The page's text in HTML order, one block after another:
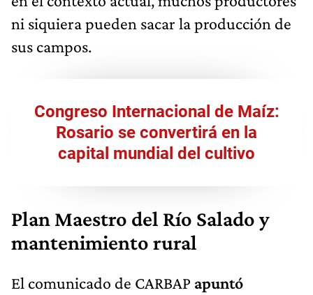
ni siquiera pueden sacar la producción de
sus campos.
Congreso Internacional de Maíz:
Rosario se convertirá en la
capital mundial del cultivo
Plan Maestro del Río Salado y
mantenimiento rural
El comunicado de CARBAP apuntó